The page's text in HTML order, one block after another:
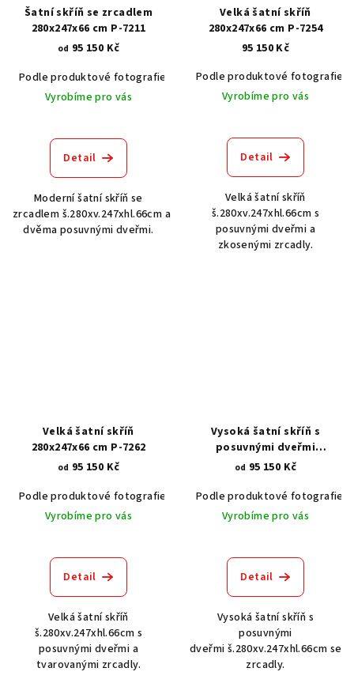
Šatní skříň se zrcadlem
280x247x66 cm P-7211
od 95 150 Kč
Podle produktové fotografie
Akát vintage BT1551
Dub světlý
Vyrobíme pro vás
Detail
Moderní šatní skříň se
zrcadlem š.280xv.247xhl.66cm a
dvěma posuvnými dveřmi.
Velká šatní skříň
280x247x66 cm P-7254
95 150 Kč
Podle produktové fotografie
Vyrobíme pro vás
Detail
Velká šatní skříň
š.280xv.247xhl.66cm s
posuvnými dveřmi a
zkosenými zrcadly.
Velká šatní skříň
280x247x66 cm P-7262
od 95 150 Kč
Podle produktové fotografie
Akát vintage BT1551
Dub světlý
Vyrobíme pro vás
Detail
Velká šatní skříň
š.280xv.247xhl.66cm s
posuvnými dveřmi a
tvarovanými zrcadly.
Vysoká šatní skříň s
posuvnými dveřmi
280x247x66 cm P-7282
od 95 150 Kč
Podle produktové fotografie
Vyrobíme pro vás
Detail
Vysoká šatní skříň s
posuvnými
dveřmi š.280xv.247xhl.66cm se
zrcadly.